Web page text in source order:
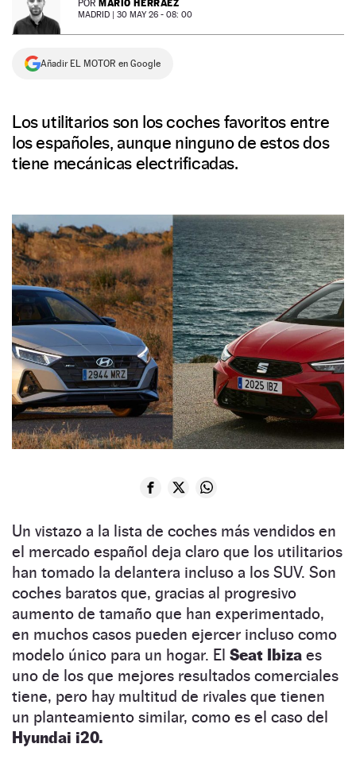
NEWSLETTER
SÍGUENOS
POR MARIO HERRÁEZ
MADRID | 30 MAY 26 - 08: 00
Añadir EL MOTOR en Google
Los utilitarios son los coches favoritos entre
los españoles, aunque ninguno de estos dos
tiene mecánicas electrificadas.
Un vistazo a la lista de coches más vendidos en
el mercado español deja claro que los utilitarios
han tomado la delantera incluso a los SUV. Son
coches baratos que, gracias al progresivo
aumento de tamaño que han experimentado,
en muchos casos pueden ejercer incluso como
modelo único para un hogar. El Seat Ibiza es
uno de los que mejores resultados comerciales
tiene, pero hay multitud de rivales que tienen
un planteamiento similar, como es el caso del
Hyundai i20.